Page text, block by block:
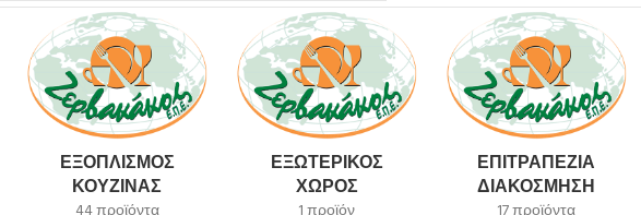
ΕΞΟΠΛΙΣΜΌΣ
ΚΟΥΖΊΝΑΣ
ΕΞΩΤΕΡΙΚΌΣ
ΧΏΡΟΣ
ΕΠΙΤΡΑΠΈΖΙΑ
ΔΙΑΚΌΣΜΗΣΗ